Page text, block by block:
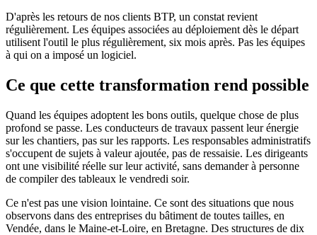
D'après les retours de nos clients BTP, un constat revient
régulièrement. Les équipes associées au déploiement dès le départ
utilisent l'outil le plus régulièrement, six mois après. Pas les équipes
à qui on a imposé un logiciel.
Ce que cette transformation rend possible
Quand les équipes adoptent les bons outils, quelque chose de plus
profond se passe. Les conducteurs de travaux passent leur énergie
sur les chantiers, pas sur les rapports. Les responsables administratifs
s'occupent de sujets à valeur ajoutée, pas de ressaisie. Les dirigeants
ont une visibilité réelle sur leur activité, sans demander à personne
de compiler des tableaux le vendredi soir.
Ce n'est pas une vision lointaine. Ce sont des situations que nous
observons dans des entreprises du bâtiment de toutes tailles, en
Vendée, dans le Maine-et-Loire, en Bretagne. Des structures de dix